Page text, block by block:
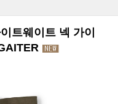
트웨이트 넥 가이